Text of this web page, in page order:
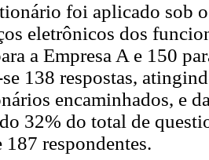
foi aplicado sob
eletrônicos dos
a Empresa A e 150
138 respostas,
encaminhados, e
32% do total de
187 respondentes.